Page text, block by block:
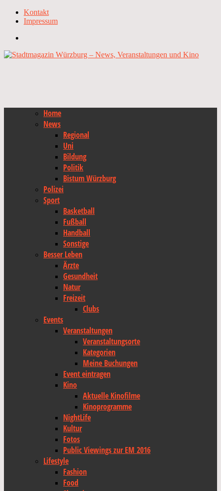
Kontakt
Impressum
Home
News
Regional
Uni
Bildung
Politik
Bistum Würzburg
Polizei
Sport
Basketball
Fußball
Handball
Sonstige
Besser Leben
Ärzte
Gesundheit
Natur
Freizeit
Clubs
Events
Veranstaltungen
Veranstaltungsorte
Kategorien
Meine Buchungen
Event eintragen
Kino
Aktuelle Kinofilme
Kinoprogramme
NightLife
Kultur
Fotos
Public Viewings zur EM 2016
Lifestyle
Fashion
Food